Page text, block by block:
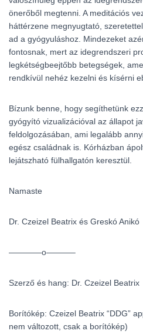
önerőből megtenni. A meditációs
háttérzene megnyugtató,
ad a gyógyuláshoz. Mindezeket
fontosnak, mert az idegrendszeri
legkétségbeejtőbb betegségek,
rendkívül nehéz kezelni és kísérni
Bízunk benne, hogy segíthetünk
gyógyító vizualizációval az állapot
feldolgozásában, ami legalább
egész családnak is. Kórházban
lejátszható fülhallgatón keresztül.
Namaste
Dr. Czeizel Beatrix és Greskó Anikó
————o———–
Szerző és hang: Dr. Czeizel Beatrix
Borítókép: Czeizel Beatrix “DDG”
nem változott, csak a borítókép)